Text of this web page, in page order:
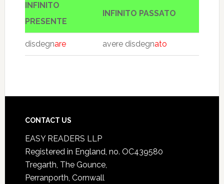
INFINITO
PRESENTE
INFINITO PASSATO
disdegnare avere disdegnato
CONTACT US
EASY READERS LLP
Registered in England, no. OC439580
Tregarth, The Gounce,
Perranporth, Cornwall